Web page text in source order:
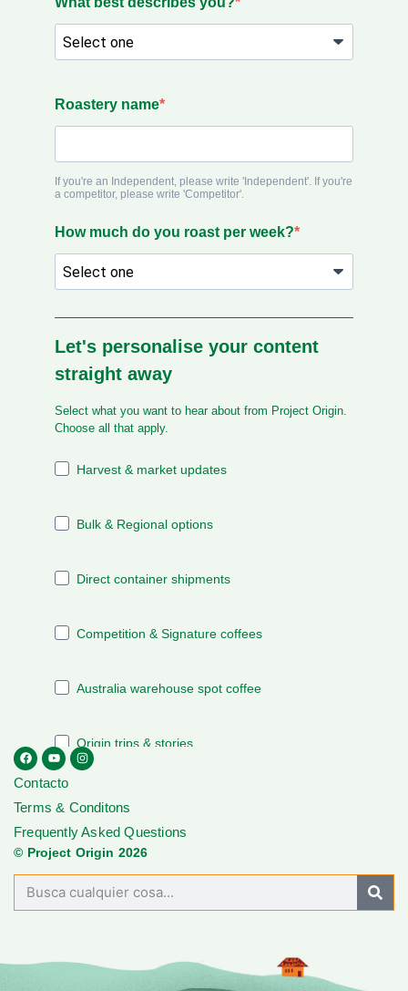
Contacto
Terms & Conditons
Frequently Asked Questions
© Project Origin 2026